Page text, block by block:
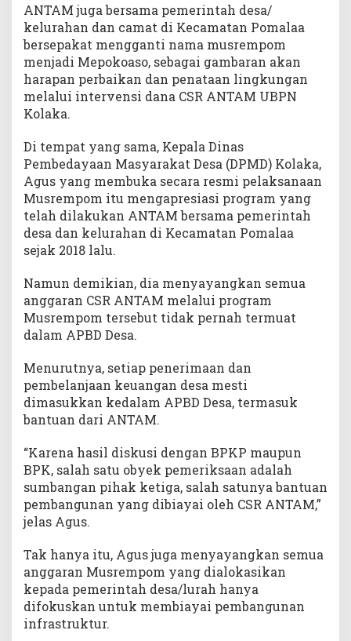
ANTAM juga bersama pemerintah desa/
kelurahan dan camat di Kecamatan Pomalaa
bersepakat mengganti nama musrempom
menjadi Mepokoaso, sebagai gambaran akan
harapan perbaikan dan penataan lingkungan
melalui intervensi dana CSR ANTAM UBPN
Kolaka.
Di tempat yang sama, Kepala Dinas
Pembedayaan Masyarakat Desa (DPMD) Kolaka,
Agus yang membuka secara resmi pelaksanaan
Musrempom itu mengapresiasi program yang
telah dilakukan ANTAM bersama pemerintah
desa dan kelurahan di Kecamatan Pomalaa
sejak 2018 lalu.
Namun demikian, dia menyayangkan semua
anggaran CSR ANTAM melalui program
Musrempom tersebut tidak pernah termuat
dalam APBD Desa.
Menurutnya, setiap penerimaan dan
pembelanjaan keuangan desa mesti
dimasukkan kedalam APBD Desa, termasuk
bantuan dari ANTAM.
“Karena hasil diskusi dengan BPKP maupun
BPK, salah satu obyek pemeriksaan adalah
sumbangan pihak ketiga, salah satunya bantuan
pembangunan yang dibiayai oleh CSR ANTAM,”
jelas Agus.
Tak hanya itu, Agus juga menyayangkan semua
anggaran Musrempom yang dialokasikan
kepada pemerintah desa/lurah hanya
difokuskan untuk membiayai pembangunan
infrastruktur.